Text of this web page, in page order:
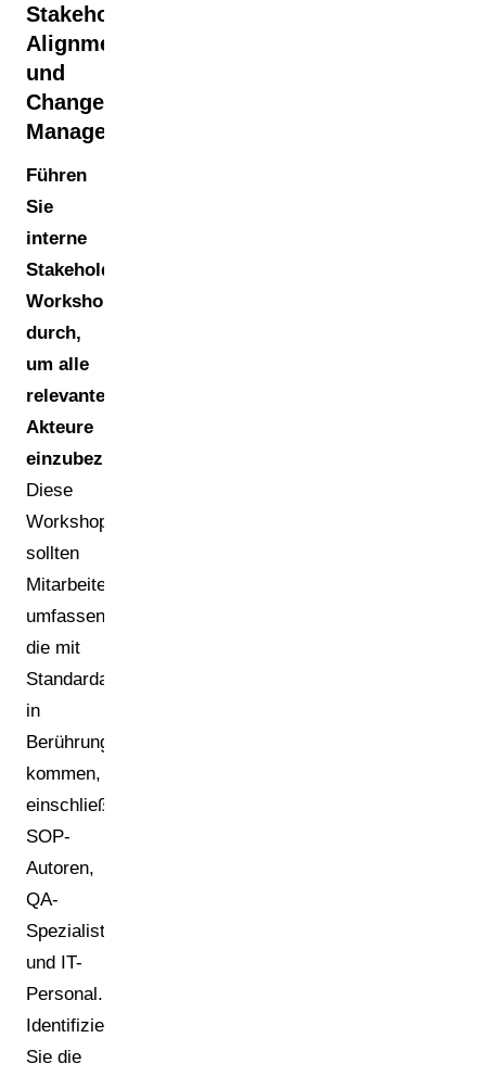
Stakeholder-
Alignment
und
Change-
Management
Führen
Sie
interne
Stakeholder-
Workshops
durch,
um alle
relevanten
Akteure
einzubeziehen.
Diese
Workshops
sollten
Mitarbeiter
umfassen,
die mit
Standardarbeitsanweisungen
in
Berührung
kommen,
einschließlich
SOP-
Autoren,
QA-
Spezialisten
und IT-
Personal.
Identifizieren
Sie die